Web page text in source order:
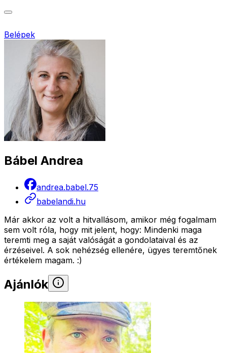
Belépek
Bábel Andrea
andrea.babel.75
babelandi.hu
Már akkor az volt a hitvallásom, amikor még fogalmam
sem volt róla, hogy mit jelent, hogy: Mindenki maga
teremti meg a saját valóságát a gondolataival és az
érzéseivel. A sok nehézség ellenére, ügyes teremtőnek
értékelem magam. :)
Ajánlók